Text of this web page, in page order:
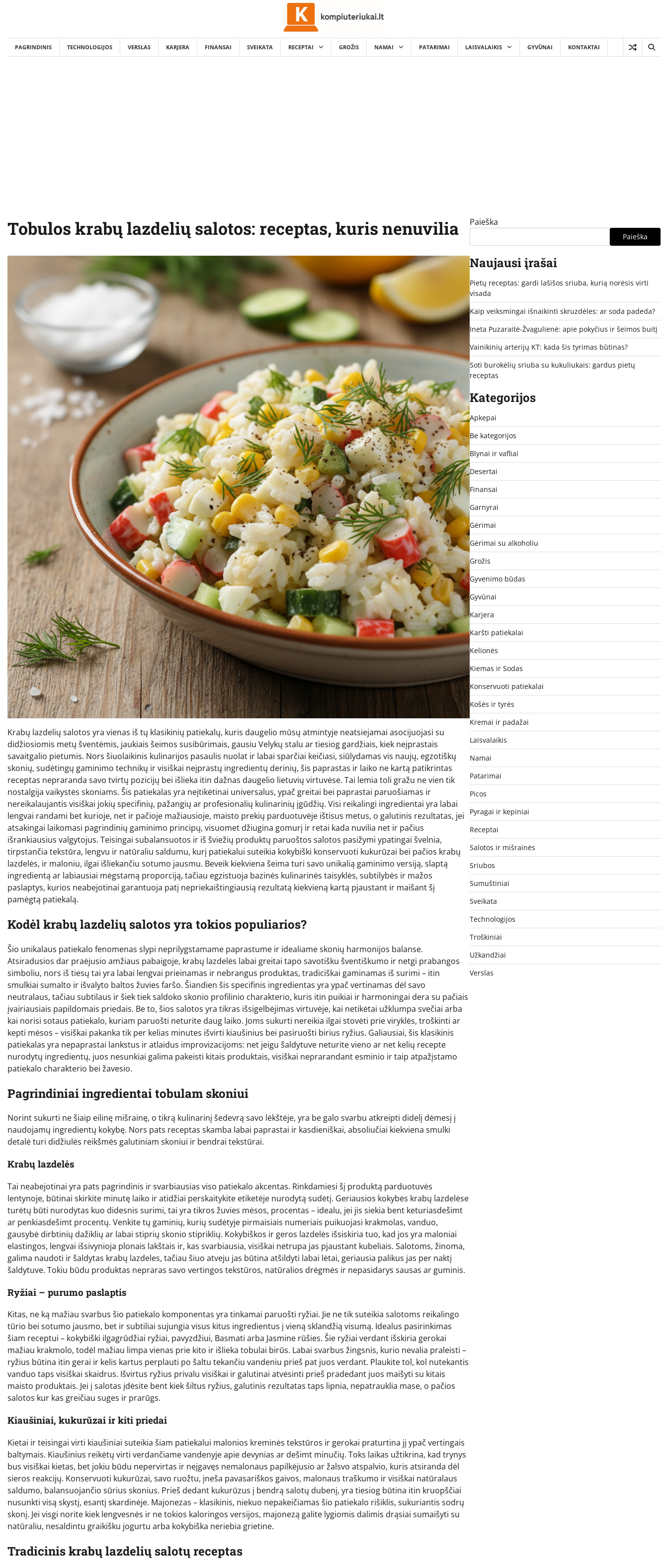
PAGRINDINIS TECHNOLOGIJOS VERSLAS KARJERA FINANSAI SVEIKATA RECEPTAI GROŽIS NAMAI PATARIMAI LAISVALAIKIS GYVŪNAI KONTAKTAI
Tobulos krabų lazdelių salotos: receptas, kuris nenuvilia
Krabų lazdelių salotos yra vienas iš tų klasikinių patiekalų, kuris daugelio mūsų atmintyje neatsiejamai asocijuojasi su
didžiosiomis metų šventėmis, jaukiais šeimos susibūrimais, gausiu Velykų stalu ar tiesiog gardžiais, kiek neįprastais
savaitgalio pietumis. Nors šiuolaikinis kulinarijos pasaulis nuolat ir labai sparčiai keičiasi, siūlydamas vis naujų, egzotiškų
skonių, sudėtingų gaminimo technikų ir visiškai neįprastų ingredientų derinių, šis paprastas ir laiko ne kartą patikrintas
receptas nepraranda savo tvirtų pozicijų bei išlieka itin dažnas daugelio lietuvių virtuvėse. Tai lemia toli gražu ne vien tik
nostalgija vaikystės skoniams. Šis patiekalas yra neįtikėtinai universalus, ypač greitai bei paprastai paruošiamas ir
nereikalaujantis visiškai jokių specifinių, pažangių ar profesionalių kulinarinių įgūdžių. Visi reikalingi ingredientai yra labai
lengvai randami bet kurioje, net ir pačioje mažiausioje, maisto prekių parduotuvėje ištisus metus, o galutinis rezultatas, jei
atsakingai laikomasi pagrindinių gaminimo principų, visuomet džiugina gomurį ir retai kada nuvilia net ir pačius
išrankiausius valgytojus. Teisingai subalansuotos ir iš šviežių produktų paruoštos salotos pasižymi ypatingai švelnia,
tirpstančia tekstūra, lengvu ir natūraliu saldumu, kurį patiekalui suteikia kokybiški konservuoti kukurūzai bei pačios krabų
lazdelės, ir maloniu, ilgai išliekančiu sotumo jausmu. Beveik kiekviena šeima turi savo unikalią gaminimo versiją, slaptą
ingredientą ar labiausiai mėgstamą proporciją, tačiau egzistuoja bazinės kulinarinės taisyklės, subtilybės ir mažos
paslaptys, kurios neabejotinai garantuoja patį nepriekaištingiausią rezultatą kiekvieną kartą pjaustant ir maišant šį
pamėgtą patiekalą.
Kodėl krabų lazdelių salotos yra tokios populiarios?
Šio unikalaus patiekalo fenomenas slypi neprilygstamame paprastume ir idealiame skonių harmonijos balanse.
Atsiradusios dar praėjusio amžiaus pabaigoje, krabų lazdelės labai greitai tapo savotišku šventiškumo ir netgi prabangos
simboliu, nors iš tiesų tai yra labai lengvai prieinamas ir nebrangus produktas, tradiciškai gaminamas iš surimi – itin
smulkiai sumalto ir išvalyto baltos žuvies faršo. Šiandien šis specifinis ingredientas yra ypač vertinamas dėl savo
neutralaus, tačiau subtilaus ir šiek tiek saldoko skonio profilinio charakterio, kuris itin puikiai ir harmoningai dera su pačiais
įvairiausiais papildomais priedais. Be to, šios salotos yra tikras išsigelbėjimas virtuvėje, kai netikėtai užklumpa svečiai arba
kai norisi sotaus patiekalo, kuriam paruošti neturite daug laiko. Joms sukurti nereikia ilgai stovėti prie viryklės, troškinti ar
kepti mėsos – visiškai pakanka tik per kelias minutes išvirti kiaušinius bei pasiruošti birius ryžius. Galiausiai, šis klasikinis
patiekalas yra nepaprastai lankstus ir atlaidus improvizacijoms: net jeigu šaldytuve neturite vieno ar net kelių recepte
nurodytų ingredientų, juos nesunkiai galima pakeisti kitais produktais, visiškai neprarandant esminio ir taip atpažįstamo
patiekalo charakterio bei žavesio.
Pagrindiniai ingredientai tobulam skoniui
Norint sukurti ne šiaip eilinę mišrainę, o tikrą kulinarinį šedevrą savo lėkštėje, yra be galo svarbu atkreipti didelį dėmesį į
naudojamų ingredientų kokybę. Nors pats receptas skamba labai paprastai ir kasdieniškai, absoliučiai kiekviena smulki
detalė turi didžiulės reikšmės galutiniam skoniui ir bendrai tekstūrai.
Krabų lazdelės
Tai neabejotinai yra pats pagrindinis ir svarbiausias viso patiekalo akcentas. Rinkdamiesi šį produktą parduotuvės
lentynoje, būtinai skirkite minutę laiko ir atidžiai perskaitykite etiketėje nurodytą sudėtį. Geriausios kokybės krabų lazdelėse
turėtų būti nurodytas kuo didesnis surimi, tai yra tikros žuvies mėsos, procentas – idealu, jei jis siekia bent keturiasdešimt
ar penkiasdešimt procentų. Venkite tų gaminių, kurių sudėtyje pirmaisiais numeriais puikuojasi krakmolas, vanduo,
gausybė dirbtinių dažiklių ar labai stiprių skonio stipriklių. Kokybiškos ir geros lazdelės išsiskiria tuo, kad jos yra maloniai
elastingos, lengvai išsivynioja plonais lakštais ir, kas svarbiausia, visiškai netrupa jas pjaustant kubeliais. Salotoms, žinoma,
galima naudoti ir šaldytas krabų lazdeles, tačiau šiuo atveju jas būtina atšildyti labai lėtai, geriausia palikus jas per naktį
šaldytuve. Tokiu būdu produktas nepraras savo vertingos tekstūros, natūralios drėgmės ir nepasidarys sausas ar guminis.
Ryžiai – purumo paslaptis
Kitas, ne ką mažiau svarbus šio patiekalo komponentas yra tinkamai paruošti ryžiai. Jie ne tik suteikia salotoms reikalingo
tūrio bei sotumo jausmo, bet ir subtiliai sujungia visus kitus ingredientus į vieną sklandžią visumą. Idealus pasirinkimas
šiam receptui – kokybiški ilgagrūdžiai ryžiai, pavyzdžiui, Basmati arba Jasmine rūšies. Šie ryžiai verdant išskiria gerokai
mažiau krakmolo, todėl mažiau limpa vienas prie kito ir išlieka tobulai birūs. Labai svarbus žingsnis, kurio nevalia praleisti –
ryžius būtina itin gerai ir kelis kartus perplauti po šaltu tekančiu vandeniu prieš pat juos verdant. Plaukite tol, kol nutekantis
vanduo taps visiškai skaidrus. Išvirtus ryžius privalu visiškai ir galutinai atvėsinti prieš pradedant juos maišyti su kitais
maisto produktais. Jei į salotas įdėsite bent kiek šiltus ryžius, galutinis rezultatas taps lipnia, nepatrauklia mase, o pačios
salotos kur kas greičiau suges ir prarūgs.
Kiaušiniai, kukurūzai ir kiti priedai
Kietai ir teisingai virti kiaušiniai suteikia šiam patiekalui malonios kreminės tekstūros ir gerokai praturtina jį ypač vertingais
baltymais. Kiaušinius reikėtų virti verdančiame vandenyje apie devynias ar dešimt minučių. Toks laikas užtikrina, kad trynys
bus visiškai kietas, bet jokiu būdu nepervirtas ir neįgavęs nemalonaus papilkėjusio ar žalsvo atspalvio, kuris atsiranda dėl
sieros reakcijų. Konservuoti kukurūzai, savo ruožtu, įneša pavasariškos gaivos, malonaus traškumo ir visiškai natūralaus
saldumo, balansuojančio sūrius skonius. Prieš dedant kukurūzus į bendrą salotų dubenį, yra tiesiog būtina itin kruopščiai
nusunkti visą skystį, esantį skardinėje. Majonezas – klasikinis, niekuo nepakeičiamas šio patiekalo rišiklis, sukuriantis sodrų
skonį. Jei visgi norite kiek lengvesnės ir ne tokios kaloringos versijos, majonezą galite lygiomis dalimis drąsiai sumaišyti su
natūraliu, nesaldintu graikišku jogurtu arba kokybiška neriebia grietine.
Tradicinis krabų lazdelių salotų receptas
Paieška
Paieška
Naujausi įrašai
Pietų receptas: gardi lašišos sriuba, kurią norėsis virti
visada
Kaip veiksmingai išnaikinti skruzdėles: ar soda padeda?
Ineta Puzaraitė-Žvagulienė: apie pokyčius ir šeimos buitį
Vainikinių arterijų KT: kada šis tyrimas būtinas?
Soti burokėlių sriuba su kukuliukais: gardus pietų
receptas
Kategorijos
Apkepai
Be kategorijos
Blynai ir vafliai
Desertai
Finansai
Garnyrai
Gėrimai
Gėrimai su alkoholiu
Grožis
Gyvenimo būdas
Gyvūnai
Karjera
Karšti patiekalai
Kelionės
Kiemas ir Sodas
Konservuoti patiekalai
Košės ir tyrės
Kremai ir padažai
Laisvalaikis
Namai
Patarimai
Picos
Pyragai ir kepiniai
Receptai
Salotos ir mišrainės
Sriubos
Sumuštiniai
Sveikata
Technologijos
Troškiniai
Užkandžiai
Verslas